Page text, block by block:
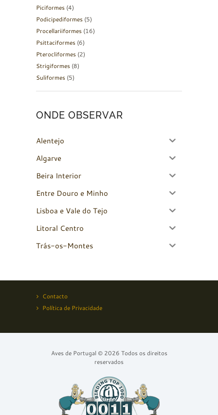
Piciformes (4)
Podicipediformes (5)
Procellariiformes (16)
Psittaciformes (6)
Pterocliformes (2)
Strigiformes (8)
Suliformes (5)
ONDE OBSERVAR
Alentejo
Algarve
Beira Interior
Entre Douro e Minho
Lisboa e Vale do Tejo
Litoral Centro
Trás-os-Montes
Contacto
Política de Privacidade
Aves de Portugal © 2026 Todos os direitos
reservados